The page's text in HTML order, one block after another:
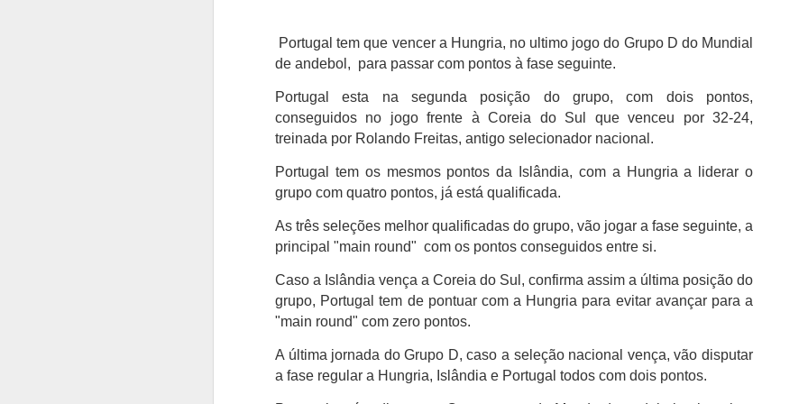
Portugal tem que vencer a Hungria, no ultimo jogo do Grupo D do Mundial
de andebol, para passar com pontos à fase seguinte.
Portugal esta na segunda posição do grupo, com dois pontos,
conseguidos no jogo frente à Coreia do Sul que venceu por 32-24,
treinada por Rolando Freitas, antigo selecionador nacional.
Portugal tem os mesmos pontos da Islândia, com a Hungria a liderar o
grupo com quatro pontos, já está qualificada.
As três seleções melhor qualificadas do grupo, vão jogar a fase seguinte, a
principal "main round" com os pontos conseguidos entre si.
Caso a Islândia vença a Coreia do Sul, confirma assim a última posição do
grupo, Portugal tem de pontuar com a Hungria para evitar avançar para a
"main round" com zero pontos.
A última jornada do Grupo D, caso a seleção nacional vença, vão disputar
a fase regular a Hungria, Islândia e Portugal todos com dois pontos.
Koutsias.
O Estoril já na segunda parte estava determinado a dar a volta ao
resultado, acabou por empatar a partida aos 72 minutos por
intermédio de Begraoui.
As duas equipas ainda tentaram a vitória, mantendo-se a